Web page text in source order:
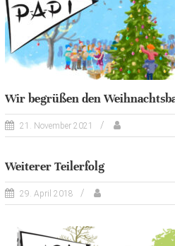
Wir begrüßen den
21. November 2021
Weiterer Teilerfolg
29. April 2018